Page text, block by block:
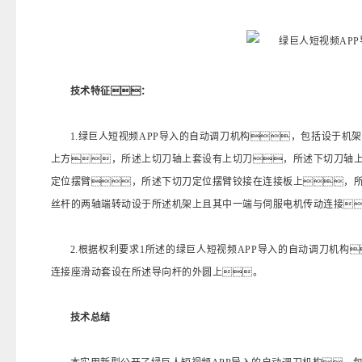
技术特征：
1.绿巨人短视频APP导入的自动调刀机构，包括设于机
上方，所述上切刀轴上套设有上切刀，所述下切刀轴
定位摆臂，所述下切刀定位摆臂铰接在连接板上，
丝杆的两轴端转动设于所述机架上且其中一端与伺服电机传动连接
2.根据权利要求1所述的绿巨人短视频APP导入的自动调
连接座滑动套设在所述导向杆的外圆上。
技术总结